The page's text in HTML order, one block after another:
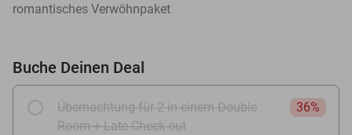
romantisches Verwöhnpaket
Buche Deinen Deal
Übernachtung für 2 in einem Double
Room + Late Check-out
36%